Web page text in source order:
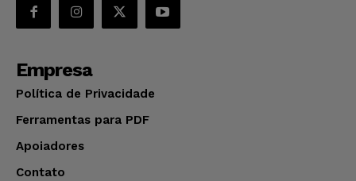
Empresa
Política de Privacidade
Ferramentas para PDF
Apoiadores
Contato